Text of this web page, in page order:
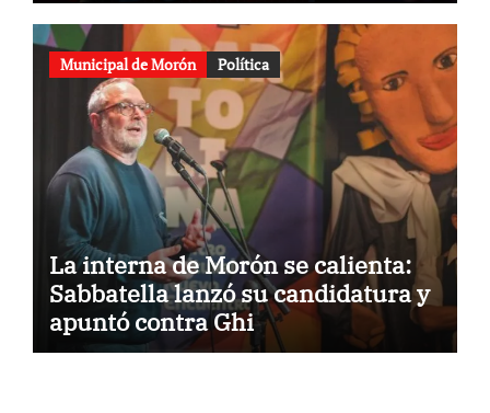
Municipal de Morón Política
La interna de Morón se calienta:
Sabbatella lanzó su candidatura y
apuntó contra Ghi